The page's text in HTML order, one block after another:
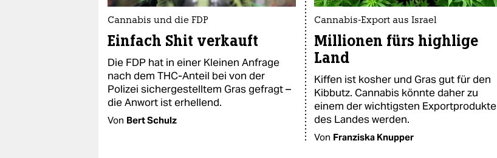
Cannabis und die FDP
Einfach Shit verkauft
Die FDP hat in einer Kleinen Anfrage
nach dem THC-Anteil bei von der
Polizei sichergestelltem Gras gefragt –
die Anwort ist erhellend.
Von Bert Schulz
Cannabis-Export aus Israel
Millionen fürs highlige
Land
Kiffen ist kosher und Gras gut für den
Kibbutz. Cannabis könnte daher zu
einem der wichtigsten Exportprodukte
des Landes werden.
Von Franziska Knupper